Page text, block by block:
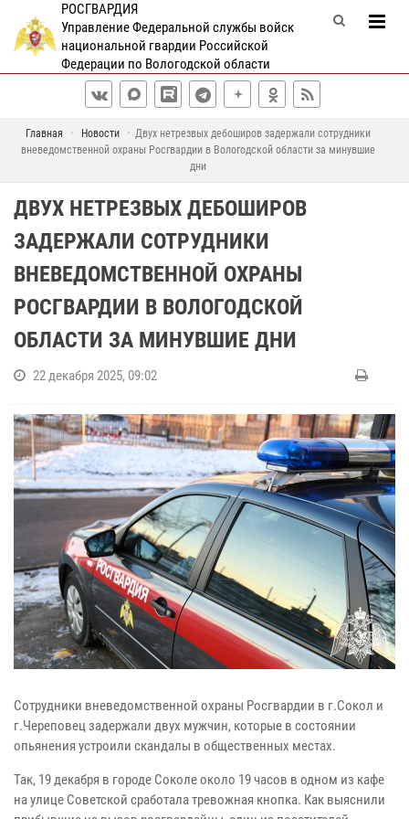
РОСГВАРДИЯ
Управление Федеральной службы войск
национальной гвардии Российской
Федерации по Вологодской области
Главная Новости
Двух нетрезвых дебоширов задержали сотрудники
вневедомственной охраны Росгвардии в Вологодской области за минувшие
дни
ДВУХ НЕТРЕЗВЫХ ДЕБОШИРОВ
ЗАДЕРЖАЛИ СОТРУДНИКИ
ВНЕВЕДОМСТВЕННОЙ ОХРАНЫ
РОСГВАРДИИ В ВОЛОГОДСКОЙ
ОБЛАСТИ ЗА МИНУВШИЕ ДНИ
22 декабря 2025, 09:02
Сотрудники вневедомственной охраны Росгвардии в г.Сокол и
г.Череповец задержали двух мужчин, которые в состоянии
опьянения устроили скандалы в общественных местах.
Так, 19 декабря в городе Соколе около 19 часов в одном из кафе
на улице Советской сработала тревожная кнопка. Как выяснили